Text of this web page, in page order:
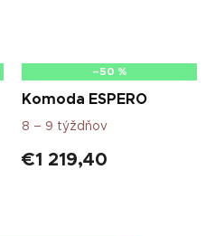
–50 %
Komoda ESPERO
8 – 9 týždňov
€1 219,40